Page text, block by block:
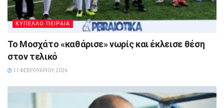
ΚΥΠΕΛΛΟ ΠΕΙΡΑΙΑ
Το Μοσχάτο «καθάρισε» νωρίς και έκλεισε θέση
στον τελικό
11 ΦΕΒΡΟΥΑΡΊΟΥ, 2026